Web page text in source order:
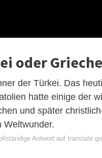
oder
der Türkei. Das
hatte einige der
und später
Weltwunder.
Antwort auf